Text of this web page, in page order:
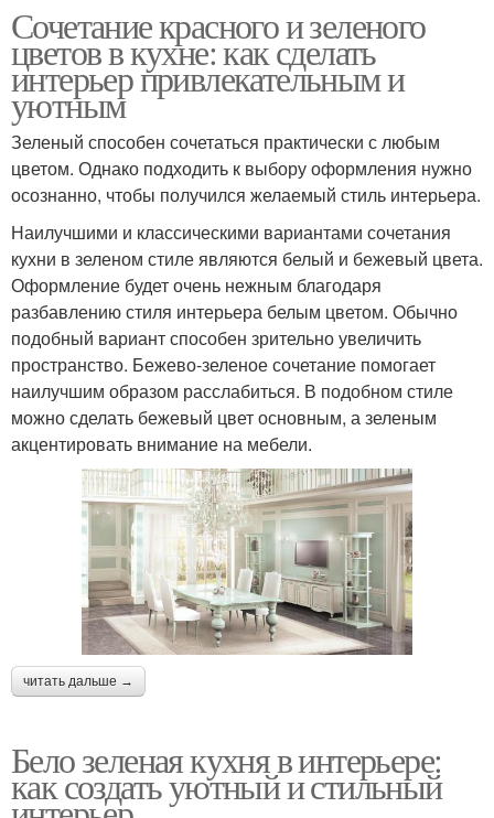
Сочетание красного и зеленого
цветов в кухне: как сделать
интерьер привлекательным и
уютным
Зеленый способен сочетаться практически с любым
цветом. Однако подходить к выбору оформления нужно
осознанно, чтобы получился желаемый стиль интерьера.
Наилучшими и классическими вариантами сочетания
кухни в зеленом стиле являются белый и бежевый цвета.
Оформление будет очень нежным благодаря
разбавлению стиля интерьера белым цветом. Обычно
подобный вариант способен зрительно увеличить
пространство. Бежево-зеленое сочетание помогает
наилучшим образом расслабиться. В подобном стиле
можно сделать бежевый цвет основным, а зеленым
акцентировать внимание на мебели.
читать дальше →
Бело зеленая кухня в интерьере:
как создать уютный и стильный